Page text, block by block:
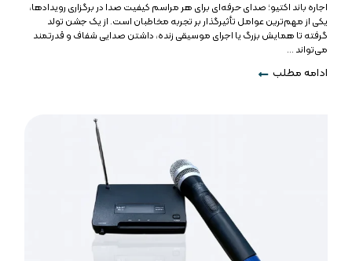
اجاره باند اکتیو؛ صدای حرفه‌ای برای هر مراسم کیفیت صدا در برگزاری رویدادها،
یکی از مهم‌ترین عوامل تأثیرگذار بر تجربه مخاطبان است. از یک جشن تولد
گرفته تا همایش‌ بزرگ یا اجرای موسیقی زنده، داشتن صدایی شفاف و قدرتمند
می‌تواند ...
ادامه مطلب